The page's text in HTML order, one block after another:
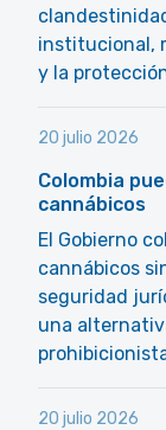
institucional,
y la
20 julio 2026
Colombia
cannábicos
El Gobierno
cannábicos
seguridad
una
20 julio 2026